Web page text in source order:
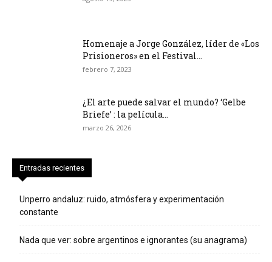
Homenaje a Jorge González, líder de «Los
Prisioneros» en el Festival...
febrero 7, 2023
¿El arte puede salvar el mundo? ‘Gelbe
Briefe’ : la película...
marzo 26, 2026
Entradas recientes
Unperro andaluz: ruido, atmósfera y experimentación
constante
Nada que ver: sobre argentinos e ignorantes (su anagrama)